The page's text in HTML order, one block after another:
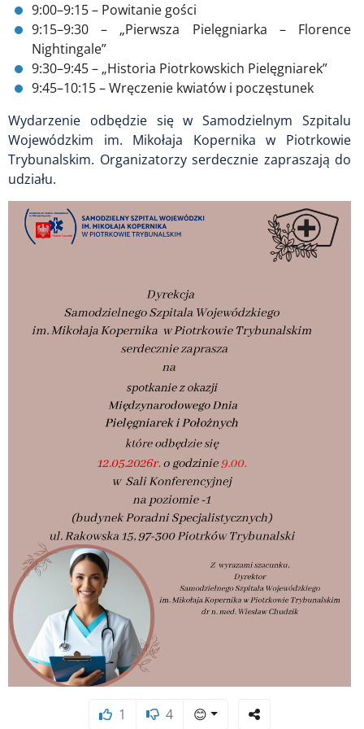
9:00–9:15 – Powitanie gości
9:15–9:30 – „Pierwsza Pielęgniarka – Florence
Nightingale”
9:30–9:45 – „Historia Piotrkowskich Pielęgniarek”
9:45–10:15 – Wręczenie kwiatów i poczęstunek
Wydarzenie odbędzie się w Samodzielnym Szpitalu
Wojewódzkim im. Mikołaja Kopernika w Piotrkowie
Trybunalskim. Organizatorzy serdecznie zapraszają do
udziału.
1 4 😊